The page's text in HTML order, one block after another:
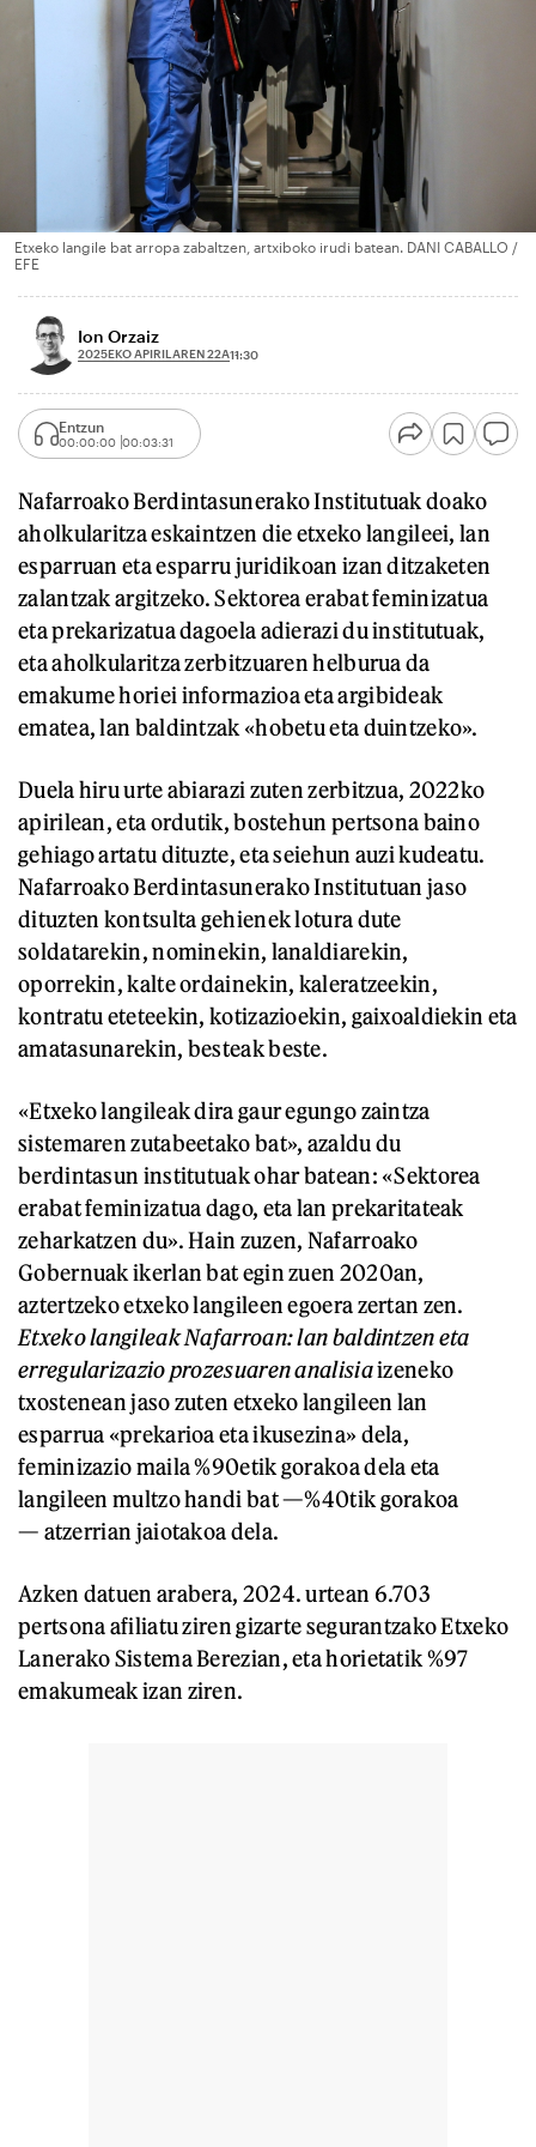
Etxeko langile bat arropa zabaltzen, artxiboko irudi batean. DANI CABALLO /
EFE
Ion Orzaiz
2025EKO APIRILAREN 22A11:30
Entzun
00:00:00 00:03:31
Nafarroako Berdintasunerako Institutuak doako
aholkularitza eskaintzen die etxeko langileei, lan
esparruan eta esparru juridikoan izan ditzaketen
zalantzak argitzeko. Sektorea erabat feminizatua
eta prekarizatua dagoela adierazi du institutuak,
eta aholkularitza zerbitzuaren helburua da
emakume horiei informazioa eta argibideak
ematea, lan baldintzak «hobetu eta duintzeko».
Duela hiru urte abiarazi zuten zerbitzua, 2022ko
apirilean, eta ordutik, bostehun pertsona baino
gehiago artatu dituzte, eta seiehun auzi kudeatu.
Nafarroako Berdintasunerako Institutuan jaso
dituzten kontsulta gehienek lotura dute
soldatarekin, nominekin, lanaldiarekin,
oporrekin, kalte ordainekin, kaleratzeekin,
kontratu eteteekin, kotizazioekin, gaixoaldiekin eta
amatasunarekin, besteak beste.
«Etxeko langileak dira gaur egungo zaintza
sistemaren zutabeetako bat», azaldu du
berdintasun institutuak ohar batean: «Sektorea
erabat feminizatua dago, eta lan prekaritateak
zeharkatzen du». Hain zuzen, Nafarroako
Gobernuak ikerlan bat egin zuen 2020an,
aztertzeko etxeko langileen egoera zertan zen.
Etxeko langileak Nafarroan: lan baldintzen eta
erregularizazio prozesuaren analisiaizeneko
txostenean jaso zuten etxeko langileen lan
esparrua «prekarioa eta ikusezina» dela,
feminizazio maila %90etik gorakoa dela eta
langileen multzo handi bat —%40tik gorakoa
— atzerrian jaiotakoa dela.
Azken datuen arabera, 2024. urtean 6.703
pertsona afiliatu ziren gizarte segurantzako Etxeko
Lanerako Sistema Berezian, eta horietatik %97
emakumeak izan ziren.